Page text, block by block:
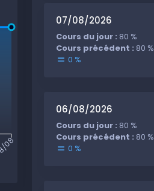
08
07/08/2026
Cours du jour : 80 %
Cours précédent : 80 %
0 %
06/08/2026
Cours du jour : 80 %
Cours précédent : 80 %
0 %